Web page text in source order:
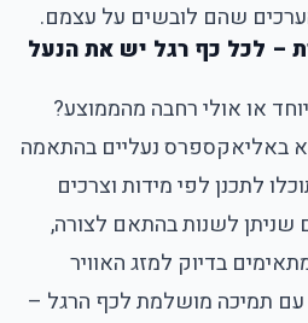
שהם לובשים על עצמם.
– לכל כף רגל יש את הנעל
או אולי רחבה מהממוצע?
למצוא באליאקספרס נעליים בהתאמה
לתכנן לפי מידות וצרכים
שניתן לשנות בהתאם לצורה,
בדיוק למזג האוויר
עם תמיכה מושלמת לכף הרגל –